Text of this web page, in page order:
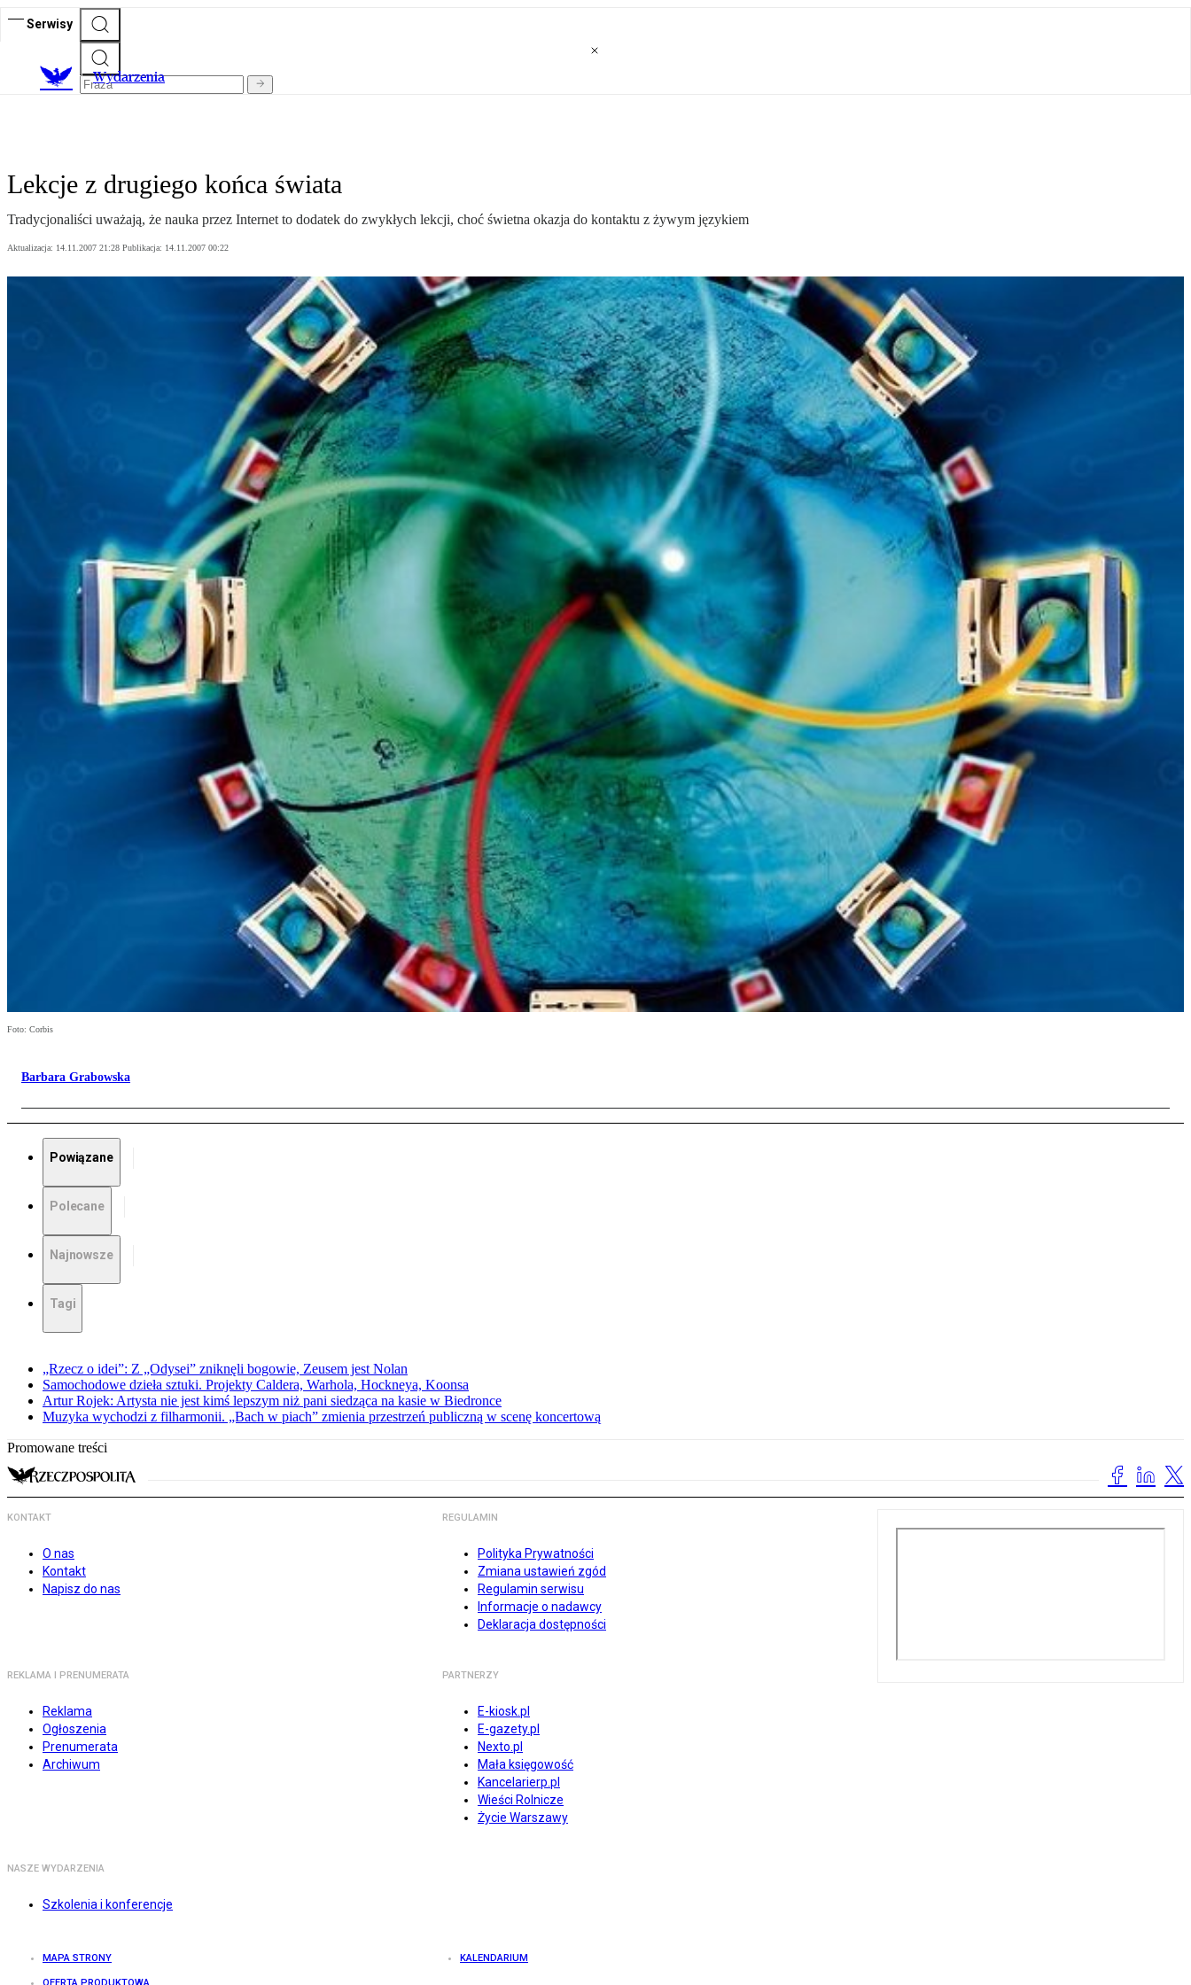
Serwisy
Wydarzenia
Lekcje z drugiego końca świata
Tradycjonaliści uważają, że nauka przez Internet to dodatek do zwykłych lekcji, choć świetna okazja do kontaktu z żywym językiem
Aktualizacja: 14.11.2007 21:28 Publikacja: 14.11.2007 00:22
Foto: Corbis
Barbara Grabowska
Powiązane
Polecane
Najnowsze
Tagi
„Rzecz o idei”: Z „Odysei” zniknęli bogowie, Zeusem jest Nolan
Samochodowe dzieła sztuki. Projekty Caldera, Warhola, Hockneya, Koonsa
Artur Rojek: Artysta nie jest kimś lepszym niż pani siedząca na kasie w Biedronce
Muzyka wychodzi z filharmonii. „Bach w piach” zmienia przestrzeń publiczną w scenę koncertową
Promowane treści
KONTAKT
O nas
Kontakt
Napisz do nas
REGULAMIN
Polityka Prywatności
Zmiana ustawień zgód
Regulamin serwisu
Informacje o nadawcy
Deklaracja dostępności
REKLAMA I PRENUMERATA
Reklama
Ogłoszenia
Prenumerata
Archiwum
PARTNERZY
E-kiosk.pl
E-gazety.pl
Nexto.pl
Mała księgowość
Kancelarierp.pl
Wieści Rolnicze
Życie Warszawy
NASZE WYDARZENIA
Szkolenia i konferencje
MAPA STRONY KALENDARIUM